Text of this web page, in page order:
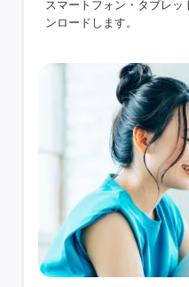
スマートフォン・タブレ
ンロードします。